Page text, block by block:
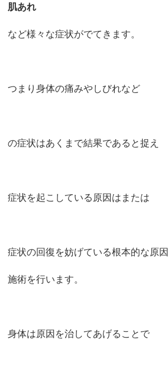
肌あれ
など様々な症状がでてきます。
つまり身体の痛みやしびれなど
の症状はあくまで結果であると捉え
症状を起こしている原因はまたは
症状の回復を妨げている根本的な原
施術を行います。
身体は原因を治してあげることで